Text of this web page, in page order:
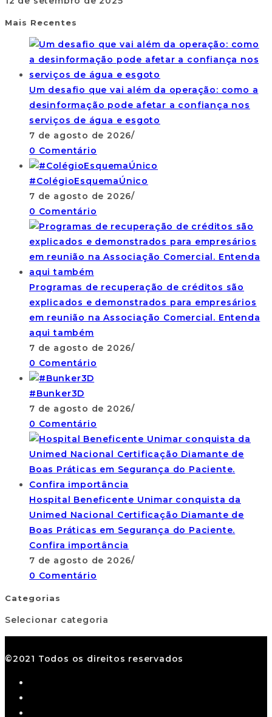
Mais Recentes
Um desafio que vai além da operação: como a
desinformação pode afetar a confiança nos
serviços de água e esgoto
7 de agosto de 2026/
0 Comentário
#ColégioEsquemaÚnico
7 de agosto de 2026/
0 Comentário
Programas de recuperação de créditos são
explicados e demonstrados para empresários
em reunião na Associação Comercial. Entenda
aqui também
7 de agosto de 2026/
0 Comentário
#Bunker3D
7 de agosto de 2026/
0 Comentário
Hospital Beneficente Unimar conquista da
Unimed Nacional Certificação Diamante de
Boas Práticas em Segurança do Paciente.
Confira importância
7 de agosto de 2026/
0 Comentário
Categorias
Selecionar categoria
©2021 Todos os direitos reservados